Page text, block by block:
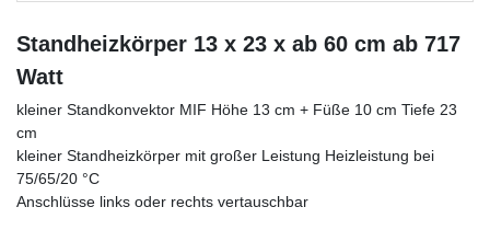
Standheizkörper 13 x 23 x ab 60 cm ab 717
Watt
kleiner Standkonvektor MIF Höhe 13 cm + Füße 10 cm Tiefe 23
cm
kleiner Standheizkörper mit großer Leistung Heizleistung bei
75/65/20 °C
Anschlüsse links oder rechts vertauschbar